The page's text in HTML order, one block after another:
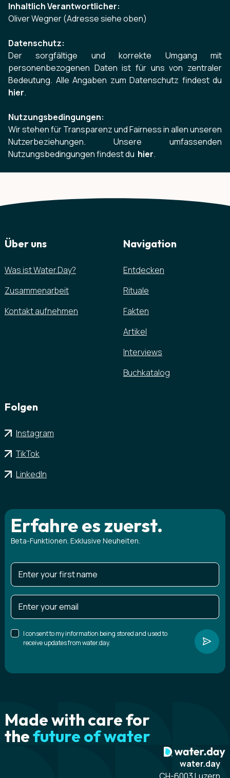
Inhaltlich Verantwortlicher:
Oliver Wegner (Adresse siehe oben)
Datenschutz:
Der sorgfältige und korrekte Umgang mit
personenbezogenen Daten ist für uns von zentraler
Bedeutung. Alle Angaben zum Datenschutz findest du
hier.
Nutzungsbedingungen:
Wir stehen für Transparenz und Fairness in allen unseren
Nutzerbeziehungen. Unsere umfassenden
Nutzungsbedingungen findest du hier.
Über uns
Was ist Water.Day?
Zusammenarbeit
Kontakt aufnehmen
Navigation
Entdecken
Rituale
Fakten
Artikel
Interviews
Buchkatalog
Folgen
Instagram
TikTok
LinkedIn
Erfahre es zuerst.
Beta-Funktionen. Exklusive Neuheiten.
I consent to my information being stored and used to
receive updates from water.day.
Made with care for
thefuture of water
water.day